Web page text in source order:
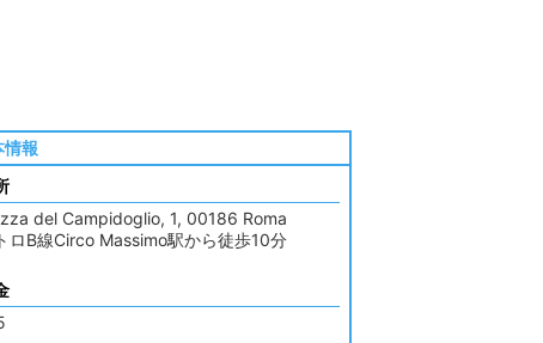
情報
del Campidoglio, 1, 00186 Roma
ロB線Circo Massimo駅から徒歩10分